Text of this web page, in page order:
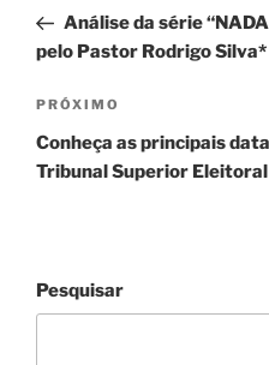
Post
anterior
Análise da série
pelo Pastor Rodrigo Silva*
Próximo
post
PRÓXIMO
Conheça as principais
Tribunal Superior Eleitoral
Pesquisar